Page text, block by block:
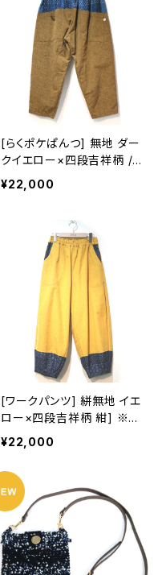
[らくポケぱんつ] 無地 ダー
クイエロー×四段吉祥柄 /
縞 ※柄部分：藍染手織り久
留米絣使用 池田絣工房
¥22,000
[ワークパンツ] 絣無地 イエ
ロー×四段吉祥柄 紺] ※柄
部分：藍染手織り久留米絣
使用 池田絣工房
¥22,000